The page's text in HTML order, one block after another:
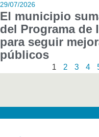
29/07/2026
El municipio
del Programa de
para seguir
públicos
1 2 3 4